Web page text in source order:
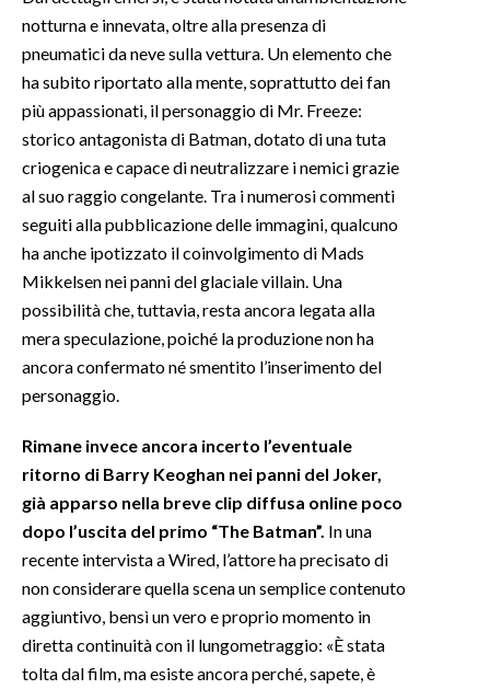
notturna e innevata, oltre alla presenza di
pneumatici da neve sulla vettura. Un elemento che
ha subito riportato alla mente, soprattutto dei fan
più appassionati, il personaggio di Mr. Freeze:
storico antagonista di Batman, dotato di una tuta
criogenica e capace di neutralizzare i nemici grazie
al suo raggio congelante. Tra i numerosi commenti
seguiti alla pubblicazione delle immagini, qualcuno
ha anche ipotizzato il coinvolgimento di Mads
Mikkelsen nei panni del glaciale villain. Una
possibilità che, tuttavia, resta ancora legata alla
mera speculazione, poiché la produzione non ha
ancora confermato né smentito l’inserimento del
personaggio.
Rimane invece ancora incerto l’eventuale
ritorno di Barry Keoghan nei panni del Joker,
già apparso nella breve clip diffusa online poco
dopo l’uscita del primo “The Batman”. In una
recente intervista a Wired, l’attore ha precisato di
non considerare quella scena un semplice contenuto
aggiuntivo, bensì un vero e proprio momento in
diretta continuità con il lungometraggio: «È stata
tolta dal film, ma esiste ancora perché, sapete, è